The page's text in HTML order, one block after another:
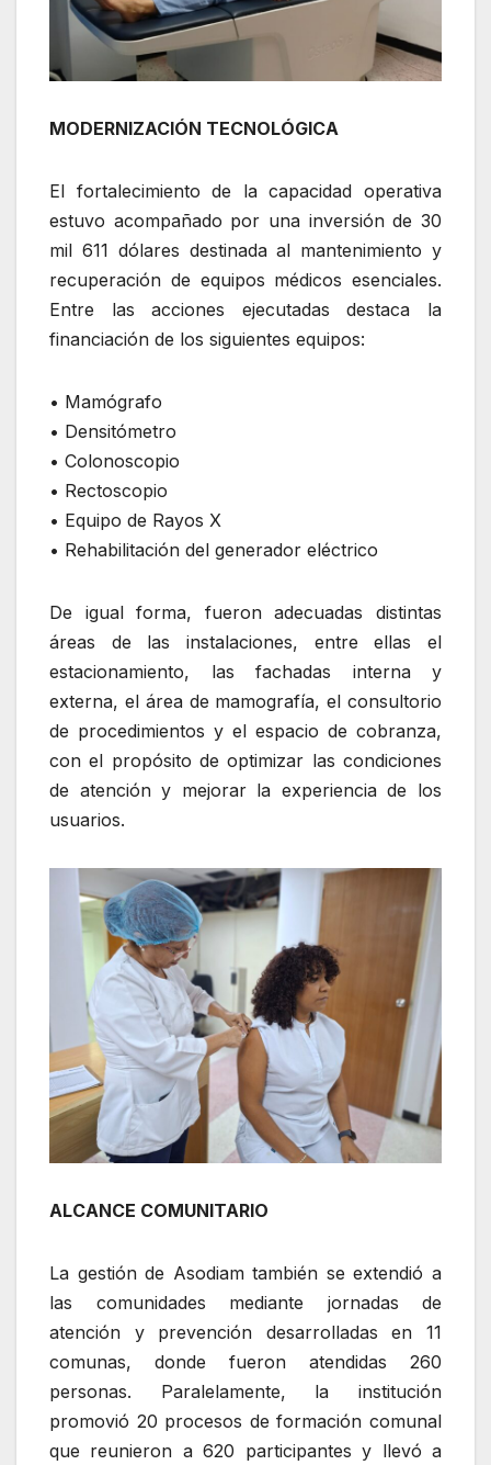
MODERNIZACIÓN TECNOLÓGICA
El fortalecimiento de la capacidad operativa
estuvo acompañado por una inversión de 30
mil 611 dólares destinada al mantenimiento y
recuperación de equipos médicos esenciales.
Entre las acciones ejecutadas destaca la
financiación de los siguientes equipos:
• Mamógrafo
• Densitómetro
• Colonoscopio
• Rectoscopio
• Equipo de Rayos X
• Rehabilitación del generador eléctrico
De igual forma, fueron adecuadas distintas
áreas de las instalaciones, entre ellas el
estacionamiento, las fachadas interna y
externa, el área de mamografía, el consultorio
de procedimientos y el espacio de cobranza,
con el propósito de optimizar las condiciones
de atención y mejorar la experiencia de los
usuarios.
ALCANCE COMUNITARIO
La gestión de Asodiam también se extendió a
las comunidades mediante jornadas de
atención y prevención desarrolladas en 11
comunas, donde fueron atendidas 260
personas. Paralelamente, la institución
promovió 20 procesos de formación comunal
que reunieron a 620 participantes y llevó a